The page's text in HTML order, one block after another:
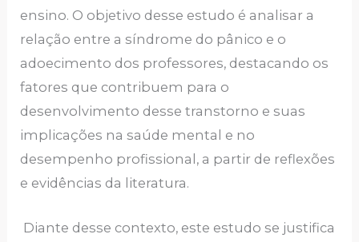
ensino. O objetivo desse estudo é analisar a
relação entre a síndrome do pânico e o
adoecimento dos professores, destacando os
fatores que contribuem para o
desenvolvimento desse transtorno e suas
implicações na saúde mental e no
desempenho profissional, a partir de reflexões
e evidências da literatura.
Diante desse contexto, este estudo se justifica